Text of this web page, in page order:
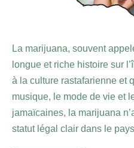
La marijuana, souvent
longue et riche histoire sur
à la culture rastafarienne et
musique, le mode de vie et
jamaïcaines, la marijuana
statut légal clair dans le